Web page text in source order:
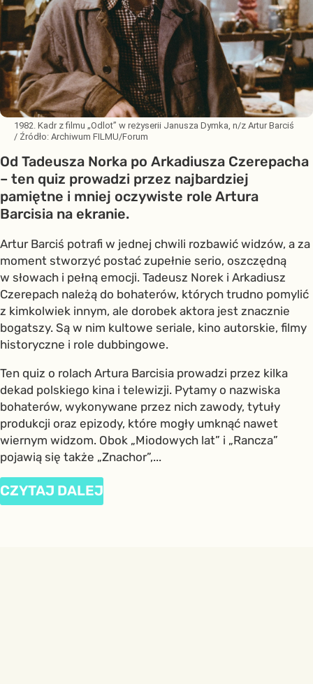
1982. Kadr z filmu „Odlot” w reżyserii Janusza Dymka, n/z Artur Barciś
/ Źródło: Archiwum FILMU/Forum
Od Tadeusza Norka po Arkadiusza Czerepacha
– ten quiz prowadzi przez najbardziej
pamiętne i mniej oczywiste role Artura
Barcisia na ekranie.
Artur Barciś potrafi w jednej chwili rozbawić widzów, a za
moment stworzyć postać zupełnie serio, oszczędną
w słowach i pełną emocji. Tadeusz Norek i Arkadiusz
Czerepach należą do bohaterów, których trudno pomylić
z kimkolwiek innym, ale dorobek aktora jest znacznie
bogatszy. Są w nim kultowe seriale, kino autorskie, filmy
historyczne i role dubbingowe.
Ten quiz o rolach Artura Barcisia prowadzi przez kilka
dekad polskiego kina i telewizji. Pytamy o nazwiska
bohaterów, wykonywane przez nich zawody, tytuły
produkcji oraz epizody, które mogły umknąć nawet
wiernym widzom. Obok „Miodowych lat” i „Rancza”
pojawią się także „Znachor”,...
CZYTAJ DALEJ